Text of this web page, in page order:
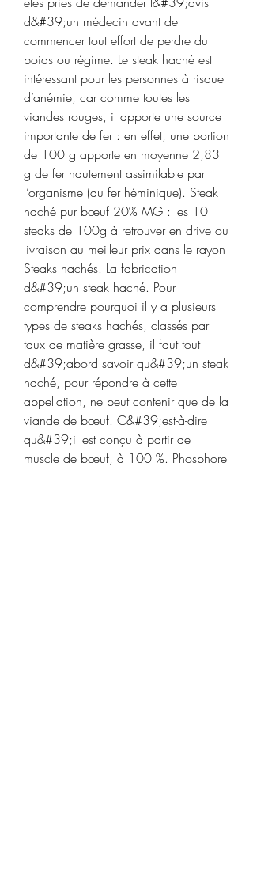
d&#39;un médecin avant de
commencer tout effort de perdre du
poids ou régime. Le steak haché est
intéressant pour les personnes à risque
d’anémie, car comme toutes les
viandes rouges, il apporte une source
importante de fer : en effet, une portion
de 100 g apporte en moyenne 2,83
g de fer hautement assimilable par
l’organisme (du fer héminique). Steak
haché pur bœuf 20% MG : les 10
steaks de 100g à retrouver en drive ou
livraison au meilleur prix dans le rayon
Steaks hachés. La fabrication
d&#39;un steak haché. Pour
comprendre pourquoi il y a plusieurs
types de steaks hachés, classés par
taux de matière grasse, il faut tout
d&#39;abord savoir qu&#39;un steak
haché, pour répondre à cette
appellation, ne peut contenir que de la
viande de bœuf. C&#39;est-à-dire
qu&#39;il est conçu à partir de
muscle de bœuf, à 100 %. Phosphore